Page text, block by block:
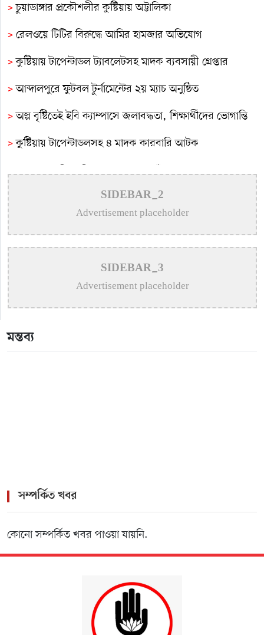
>চুয়াডাঙ্গার প্রকৌশলীর কুষ্টিয়ায় অট্টালিকা
> রেলওয়ে টিটির বিরুদ্ধে আমির হামজার অভিযোগ
>কুষ্টিয়ায় টাপেন্টাডল ট্যাবলেটসহ মাদক ব্যবসায়ী গ্রেপ্তার
>আব্দালপুরে ফুটবল টুর্নামেন্টের ২য় ম্যাচ অনুষ্ঠিত
>অল্প বৃষ্টিতেই ইবি ক্যাম্পাসে জলাবদ্ধতা, শিক্ষার্থীদের ভোগান্তি
>কুষ্টিয়ায় টাপেন্টাডলসহ ৪ মাদক কারবারি আটক
>সমাজের সুবিধাবঞ্চিত মানুষের পাশে দাঁড়ানো আমাদের অন্যতম
দায়িত্ব: এমপি বাচ্চু মোল্লা
>
সাংবাদিক মোশারফের মা আর নেই
>
মিরপুরে ফ্যামিলি কার্ড প্রকল্পের তথ্য সংগ্রহকারী ও
সুপারভাইজারদের মৌখিক-ব্যবহারিক পরীক্ষা অনুষ্ঠিত
SIDEBAR_2
Advertisement placeholder
SIDEBAR_3
Advertisement placeholder
মন্তব্য
সম্পর্কিত খবর
কোনো সম্পর্কিত খবর পাওয়া যায়নি.